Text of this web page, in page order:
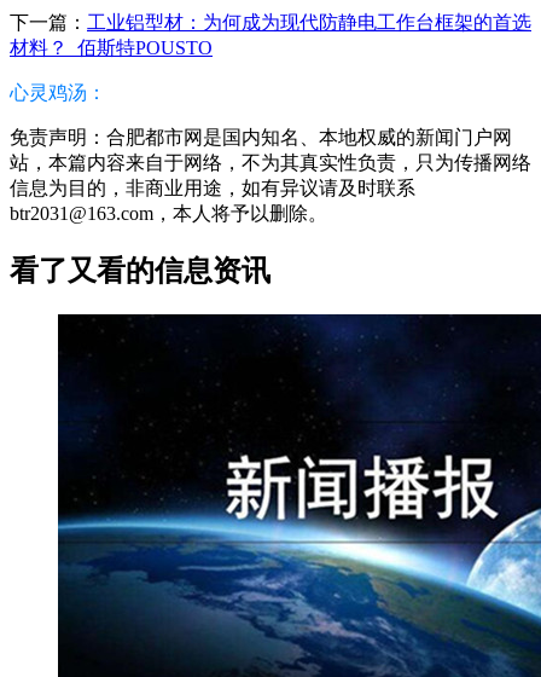
下一篇： 工业铝型材：为何成为现代防静电工作台框架的首选
材料？_佰斯特POUSTO
心灵鸡汤：
免责声明：合肥都市网是国内知名、本地权威的新闻门户网
站，本篇内容来自于网络，不为其真实性负责，只为传播网络
信息为目的，非商业用途，如有异议请及时联系
btr2031@163.com，本人将予以删除。
看了又看的信息资讯